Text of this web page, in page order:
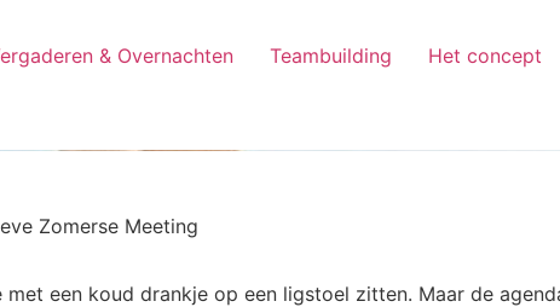
& Overnachten Teambuilding Het concept
Zomerse Meeting
een koud drankje op een ligstoel zitten. Maar de